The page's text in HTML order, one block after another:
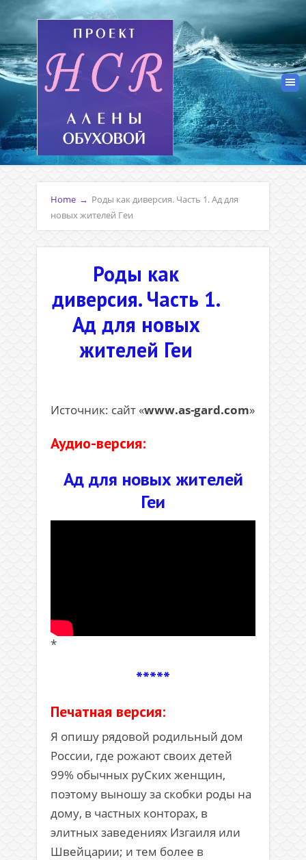
Home → Роды как диверсия. Часть 1. Ад для
новых жителей Геи
Роды как
диверсия. Часть 1.
Ад для новых
жителей Геи
Источник: сайт «www.as-gard.com»
Аудио-версия:
Ад для новых жителей
Геи
*
*****
Печатная версия:
Я опишу рядовой родильный дом
России, где рожают своих детей
99% обычных руСких женщин,
поэтому выношу за скобки роды на
дому, в частных конторах, в
элитных заведениях Изгаиля или
Швейцарии; и тем более в